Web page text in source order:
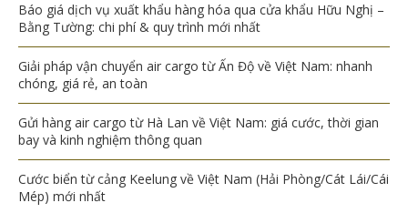
Báo giá dịch vụ xuất khẩu hàng hóa qua cửa khẩu Hữu Nghị –
Bằng Tường: chi phí & quy trình mới nhất
Giải pháp vận chuyển air cargo từ Ấn Độ về Việt Nam: nhanh
chóng, giá rẻ, an toàn
Gửi hàng air cargo từ Hà Lan về Việt Nam: giá cước, thời gian
bay và kinh nghiệm thông quan
Cước biển từ cảng Keelung về Việt Nam (Hải Phòng/Cát Lái/Cái
Mép) mới nhất